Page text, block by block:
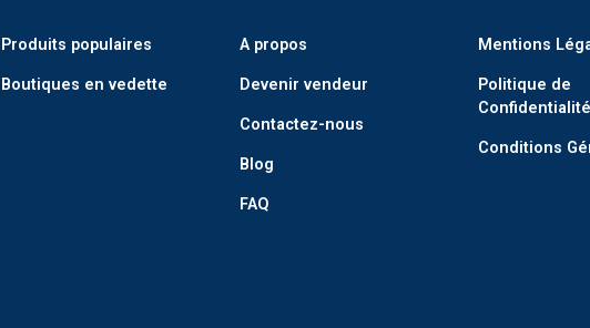
Produits populaires
Boutiques en vedette
A propos
Devenir vendeur
Contactez-nous
Blog
FAQ
Mentions
Politique de
Confidentialité
Conditions